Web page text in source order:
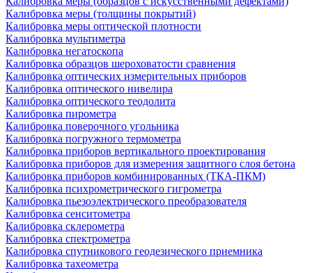
Калибровка меры (толщины покрытий)
Калибровка меры оптической плотности
Калибровка мультиметра
Калибровка негатоскопа
Калибровка образцов шероховатости сравнения
Калибровка оптических измерительных приборов
Калибровка оптического нивелира
Калибровка оптического теодолита
Калибровка пирометра
Калибровка поверочного угольника
Калибровка погружного термометра
Калибровка приборов вертикального проектирования
Калибровка приборов для измерения защитного слоя бетона
Калибровка приборов комбинированных (ТКА-ПКМ)
Калибровка психрометрического гигрометра
Калибровка пьезоэлектрического преобразователя
Калибровка сенситометра
Калибровка склерометра
Калибровка спектрометра
Калибровка спутникового геодезического приемника
Калибровка тахеометра